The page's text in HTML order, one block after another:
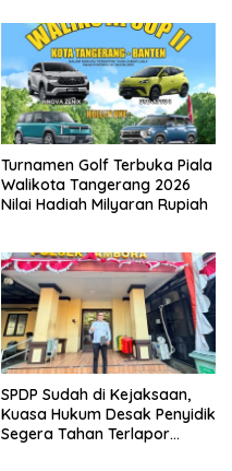
Turnamen Golf Terbuka Piala
Walikota Tangerang 2026
Nilai Hadiah Milyaran Rupiah
SPDP Sudah di Kejaksaan,
Kuasa Hukum Desak Penyidik
Segera Tahan Terlapor